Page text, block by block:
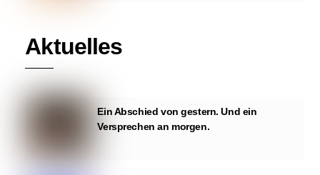
Aktuelles
Ein Abschied von gestern. Und ein
Versprechen an morgen.